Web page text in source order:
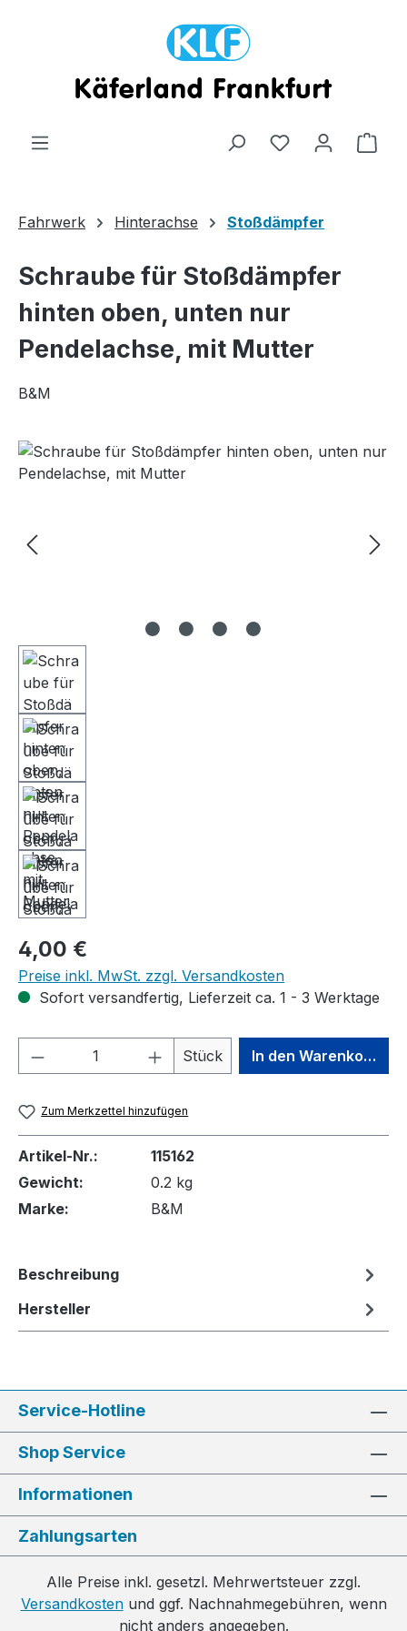
Zum Hauptinhalt springen
Fahrwerk Hinterachse Stoßdämpfer
Schraube für Stoßdämpfer
hinten oben, unten nur
Pendelachse, mit Mutter
B&M
Bildergalerie überspringen
Regulärer Preis:
4,00 €
Preise inkl. MwSt. zzgl. Versandkosten
Sofort versandfertig, Lieferzeit ca. 1 - 3 Werktage
Produkt Anzahl: Gib den
Stück In den Warenkorb
Zum Merkzettel hinzufügen
Artikel-Nr.:
115162
Gewicht:
0.2 kg
Marke:
B&M
Beschreibung
Hersteller
Service-Hotline
Shop Service
Informationen
Zahlungsarten
Alle Preise inkl. gesetzl. Mehrwertsteuer zzgl.
Versandkostenund ggf. Nachnahmegebühren, wenn
nicht anders angegeben.